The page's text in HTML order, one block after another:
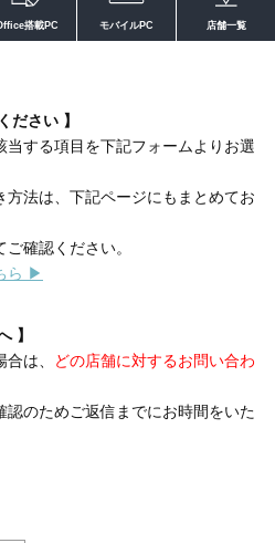
搭載PC モバイルPC 店舗一覧
ださい 】
する項目を下記フォームよりお選
方法は、下記ページにもまとめてお
確認ください。
ら ▶
】
は、
どの店舗に対するお問い合わ
認のためご返信までにお時間をいた